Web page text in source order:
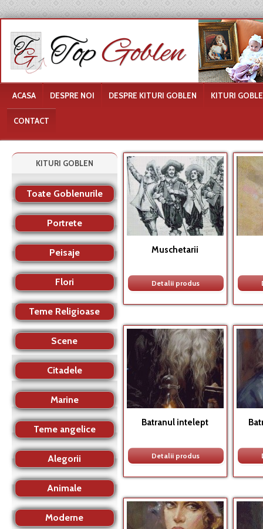
ACASA DESPRE NOI DESPRE KITURI GOBLEN KITURI
CONTACT
Muschetarii
Detalii produs
Batranul intelept
Detalii produs
KITURI GOBLEN
Toate Goblenurile
Portrete
Peisaje
Flori
Teme Religioase
Scene
Citadele
Marine
Teme angelice
Alegorii
Animale
Moderne